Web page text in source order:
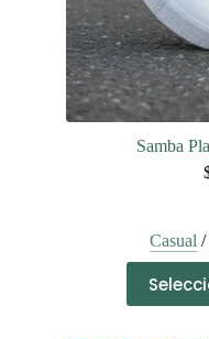
Samba
Casual /